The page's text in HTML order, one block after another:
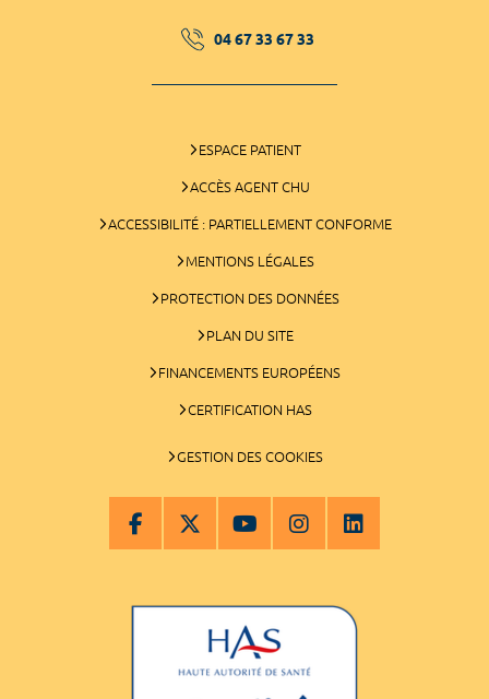
04 67 33 67 33
ESPACE PATIENT
ACCÈS AGENT CHU
ACCESSIBILITÉ : PARTIELLEMENT CONFORME
MENTIONS LÉGALES
PROTECTION DES DONNÉES
PLAN DU SITE
FINANCEMENTS EUROPÉENS
CERTIFICATION HAS
GESTION DES COOKIES